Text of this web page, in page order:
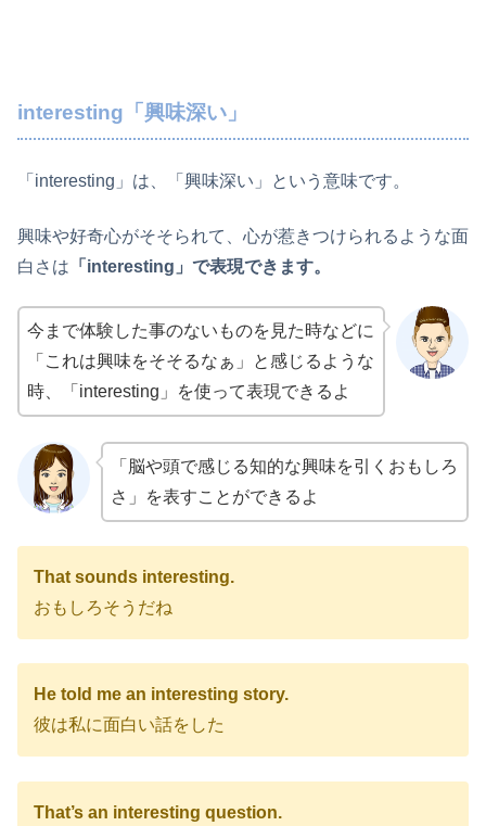
interesting「興味深い」
「interesting」は、「興味深い」という意味です。
興味や好奇心がそそられて、心が惹きつけられるような面
白さは 「interesting」で表現できます。
今まで体験した事のないものを見た時などに
「これは興味をそそるなぁ」と感じるような
時、「interesting」を使って表現できるよ
「脳や頭で感じる知的な興味を引くおもしろ
さ」を表すことができるよ
That sounds interesting.
おもしろそうだね
He told me an interesting story.
彼は私に面白い話をした
That’s an interesting question.